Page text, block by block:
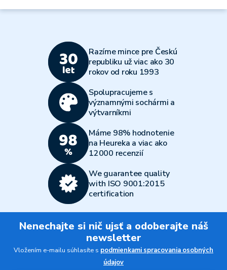
Razíme mince pre Českú
republiku už viac ako 30
rokov od roku 1993
Spolupracujeme s
významnými sochármi a
výtvarníkmi
Máme 98% hodnotenie
na Heureka a viac ako
12000 recenzií
We guarantee quality
with ISO 9001:2015
certification
Nenechajte si nič ujsť a odoberajte náš
newsletter
Vložením e-mailu súhlasíte s podmienkami spracovania osobných
údajov